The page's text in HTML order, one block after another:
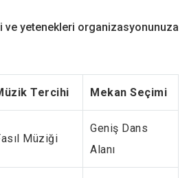
ve yetenekleri organizasyonunuza
Tercihi Mekan Seçimi
Müziği
Geniş Dans
Alanı